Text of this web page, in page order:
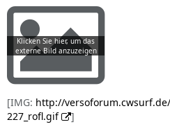
[IMG: http://
227_rofl.gif
]